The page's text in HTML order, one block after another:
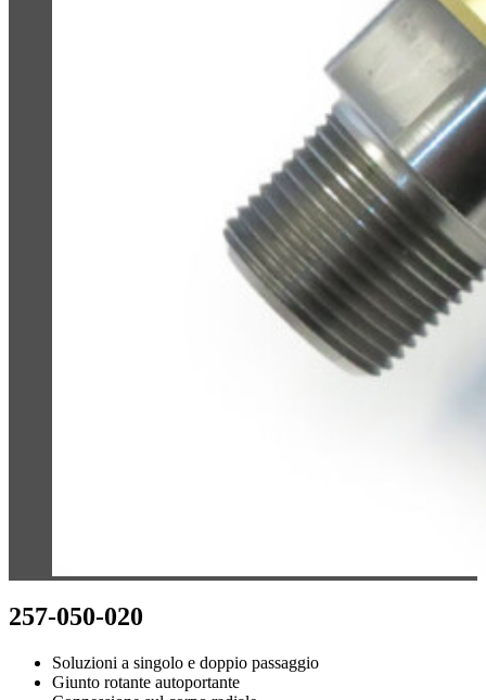
257-050-020
Soluzioni a singolo e doppio passaggio
Giunto rotante autoportante